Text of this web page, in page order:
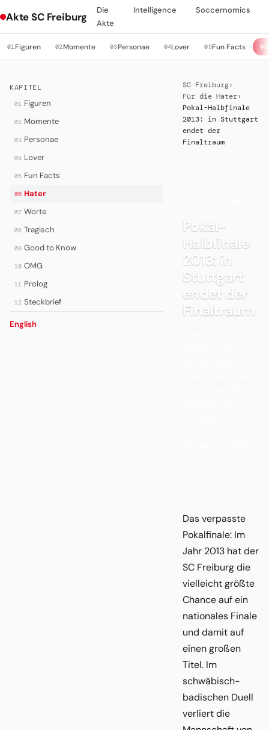
Akte SC Freiburg
Die
Akte
Intelligence Soccernomics
01Figuren 02Momente 03Personae 04Lover 05Fun Facts 06
KAPITEL
01 Figuren
02 Momente
03 Personae
04 Lover
05 Fun Facts
06 Hater
07 Worte
08 Tragisch
09 Good to Know
10 OMG
11 Prolog
12 Steckbrief
English
SC Freiburg›
Für die Hater›
Pokal-Halbfinale
2013: in Stuttgart
endet der
Finaltraum
Pokal-
Halbfinale
2013: in
Stuttgart
endet der
Finaltraum
Das verpasste
Pokalfinale: Im
Jahr 2013 hat der
SC Freiburg die
vielleicht größte
Chance auf ein
nationales Finale
und damit auf
einen großen
Titel. Im
schwäbisch-
badischen Duell
verliert die